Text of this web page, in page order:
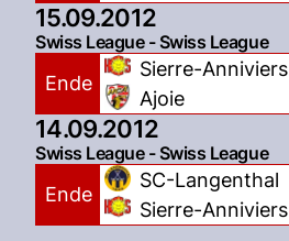
15.09.2012
Swiss League - Swiss League
Ende
Sierre-Anniviers
Ajoie
14.09.2012
Swiss League - Swiss League
Ende
SC-Langenthal
Sierre-Anniviers